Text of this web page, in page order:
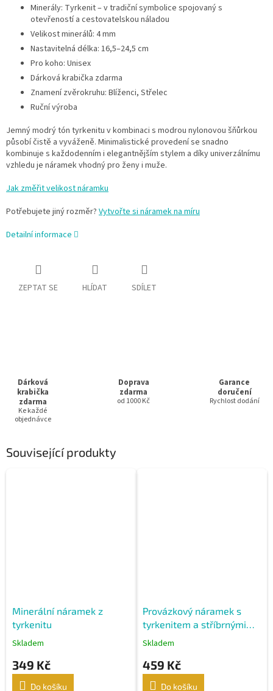
Minerály: Tyrkenit – v tradiční symbolice spojovaný s
otevřeností a cestovatelskou náladou
Velikost minerálů: 4 mm
Nastavitelná délka: 16,5–24,5 cm
Pro koho: Unisex
Dárková krabička zdarma
Znamení zvěrokruhu: Blíženci, Střelec
Ruční výroba
Jemný modrý tón tyrkenitu v kombinaci s modrou nylonovou šňůrkou
působí čistě a vyváženě. Minimalistické provedení se snadno
kombinuje s každodenním i elegantnějším stylem a díky univerzálnímu
vzhledu je náramek vhodný pro ženy i muže.
Jak změřit velikost náramku
Potřebujete jiný rozměr? Vytvořte si náramek na míru
Detailní informace
ZEPTAT SE HLÍDAT SDÍLET
Dárková
krabička
zdarma
Ke každé
objednávce
Doprava
zdarma
od 1000 Kč
Garance
doručení
Rychlost dodání
Související produkty
Minerální náramek z
tyrkenitu
Skladem
349 Kč
Do košíku
Provázkový náramek s
tyrkenitem a stříbrnými
ozdobami
Skladem
459 Kč
Do košíku